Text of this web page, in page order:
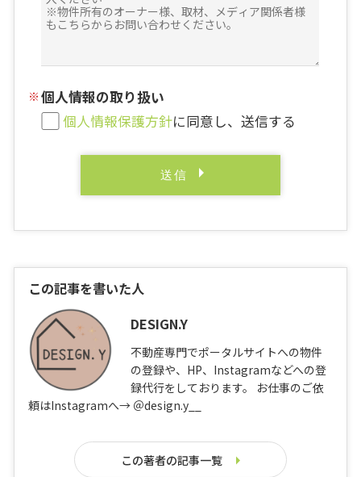
個人情報の取り扱い
個人情報保護方針に同意し、送信する
この記事を書いた人
DESIGN.Y
不動産専門でポータルサイトへの物件
の登録や、HP、Instagramなどへの登
録代行をしております。 お仕事のご依
頼はInstagramへ→ ＠design.y__
この著者の記事一覧